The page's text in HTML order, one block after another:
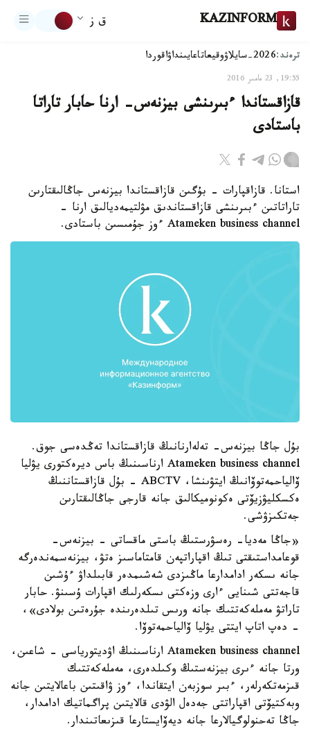
KAZINFORM ق ز
ترەند:2026-سايلاۋ وقيعاتاعايىنداۋاقوردا
19:55, 23 مامىر 2016
قازاقستاندا ءبىرىنشى بيزنەس- ارنا حابار تاراتا
باستادى
استانا. قازاقپارات - بۇگىن قازاقستاندا بيزنەس جاڭالىقتارىن
تاراتاتىن ءبىرىنشى قازاقستاندىق مۋلتيمەديالىق ارنا -
Atameken business channel ءوز جۇمىسىن باستادى.
بۇل جاڭا بيزنەس- تەلەارنانىڭ قازاقستاندا تەڭدەسى جوق.
Atameken business channel ارناسىنىڭ باس ديرەكتورى يۋليا
ۆالياحمەتوۆانىڭ ايتۋىنشا، ABCTV - بۇل قازاقستاننىڭ
ەكسكليۋزيۆتى ەكونوميكالىق جانە قارجى جاڭالىقتارىن
جەتكىزۋشى.
«جاڭا مەديا- رەسۋرستىڭ باستى ماقساتى - بيزنەس-
قوعامداستىقتى تىڭ اقپاراتپەن قامتاماسىز ەتۋ، بيزنەسمەندەرگە
جانە ىسكەر ادامدارعا ماڭىزدى شەشىمدەر قابىلداۋ ءۇشىن
قاجەتتى شىنايى ءارى وزەكتى ىسكەرلىك اقپارات ۇسىنۋ. حابار
تاراتۋ مەملەكەتتىك جانە ورىس تىلدەرىندە جۇرەتىن بولادى»،
- دەپ اتاپ ايتتى يۋليا ۆالياحمەتوۆا.
Atameken business channel ارناسىنىڭ اۋديتورياسى - شاعىن،
ورتا جانە ءىرى بيزنەستىڭ وكىلدەرى، مەملەكەتتىك
قىزمەتكەرلەر، ءبىر سوزبەن ايتقاندا، ءوز ۋاقىتىن باعالايتىن جانە
وبەكتيۆتى اقپاراتتى جەدەل الۋدى قالايتىن پراگماتيك ادامدار،
جاڭا تەحنولوگيالارعا جانە ديەۆايستارعا قىزىعاتىندار.